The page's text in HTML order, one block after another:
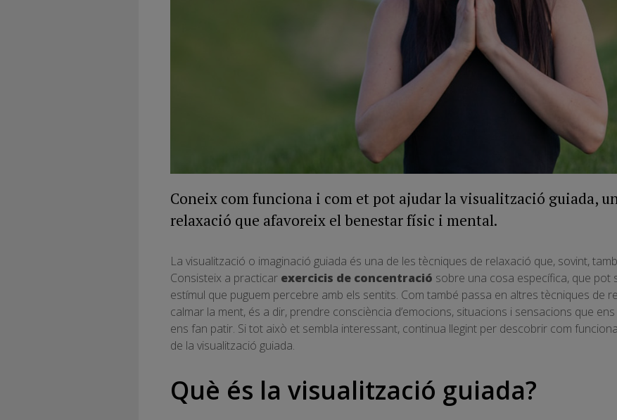
Coneix com funciona i com et pot ajudar la visualització guiada,
relaxació que afavoreix el benestar físic i mental.
La visualització o imaginació guiada és una de les tècniques de relaxació que, sovint,
Consisteix a practicar exercicis de concentració sobre una cosa específica, que pot
estímul que puguem percebre amb els sentits. Com també passa en altres tècniques de
calmar la ment, és a dir, prendre consciència d’emocions, situacions i sensacions que
ens fan patir. Si tot això et sembla interessant, continua llegint per descobrir com
de la visualització guiada.
Què és la visualització guiada?